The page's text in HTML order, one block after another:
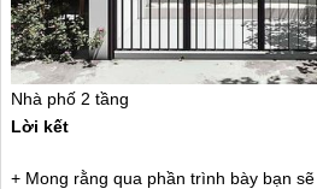
Nhà phố 2 tầng
Lời kết
+ Mong rằng qua phần trình bày bạn